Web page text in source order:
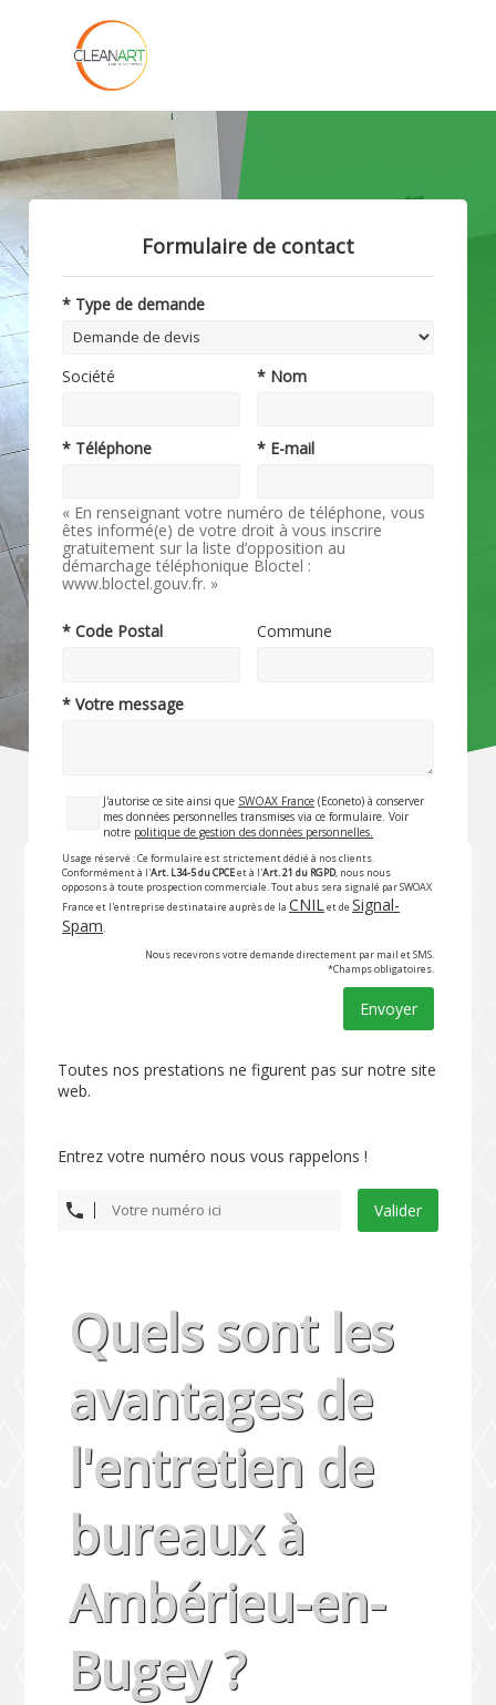
Formulaire de contact
* Type de demande
Société * Nom
* Téléphone * E-mail
« En renseignant votre numéro de téléphone, vous
êtes informé(e) de votre droit à vous inscrire
gratuitement sur la liste d’opposition au
démarchage téléphonique Bloctel :
www.bloctel.gouv.fr. »
* Code Postal Commune
* Votre message
J'autorise ce site ainsi que SWOAX France (Econeto) à conserver
mes données personnelles transmises via ce formulaire. Voir
notre politique de gestion des données personnelles.
Usage réservé : Ce formulaire est strictement dédié à nos clients.
Conformément à l'Art. L34-5 du CPCEet à l'Art. 21 du RGPD, nous nous
opposons à toute prospection commerciale. Tout abus sera signalé par SWOAX
France et l'entreprise destinataire auprès de la CNILet de Signal-
Spam.
Nous recevrons votre demande directement par mail et SMS.
*Champs obligatoires.
Envoyer
Toutes nos prestations ne figurent pas sur notre site
web.
Entrez votre numéro nous vous rappelons !
Valider
Quels sont les
avantages de
l'entretien de
bureaux à
Ambérieu-en-
Bugey ?